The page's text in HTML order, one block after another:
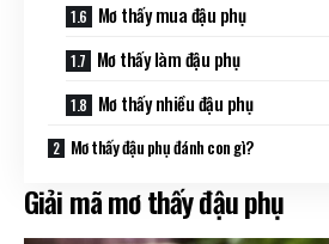
Mơ thấy mua đậu phụ
Mơ thấy làm đậu phụ
Mơ thấy nhiều đậu phụ
Mơ thấy đậu phụ đánh con gì?
Giải mã mơ thấy đậu phụ